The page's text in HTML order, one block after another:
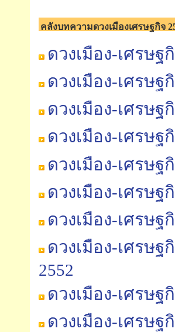
คลังบทความดวงเมืองเศรษฐกิจ
ดวงเมือง-เศรษฐ
ดวงเมือง-เศรษฐ
ดวงเมือง-เศรษฐ
ดวงเมือง-เศรษ
ดวงเมือง-เศรษ
ดวงเมือง-เศรษ
ดวงเมือง-เศรษ
ดวงเมือง-เศรษ
2552
ดวงเมือง-เศรษ
ดวงเมือง-เศรษ